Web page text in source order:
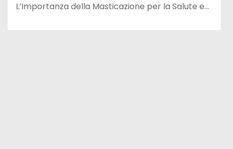
L’Importanza della Masticazione per la Salute e…